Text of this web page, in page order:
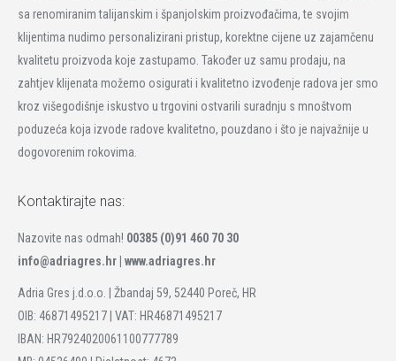
sa renomiranim talijanskim i španjolskim proizvođačima, te svojim
klijentima nudimo personalizirani pristup, korektne cijene uz zajamčenu
kvalitetu proizvoda koje zastupamo. Također uz samu prodaju, na
zahtjev klijenata možemo osigurati i kvalitetno izvođenje radova jer smo
kroz višegodišnje iskustvo u trgovini ostvarili suradnju s mnoštvom
poduzeća koja izvode radove kvalitetno, pouzdano i što je najvažnije u
dogovorenim rokovima.
Kontaktirajte nas:
Nazovite nas odmah! 00385 (0)91 460 70 30
info@adriagres.hr | www.adriagres.hr
Adria Gres j.d.o.o. | Žbandaj 59, 52440 Poreč, HR
OIB: 46871495217 | VAT: HR46871495217
IBAN: HR7924020061100777789